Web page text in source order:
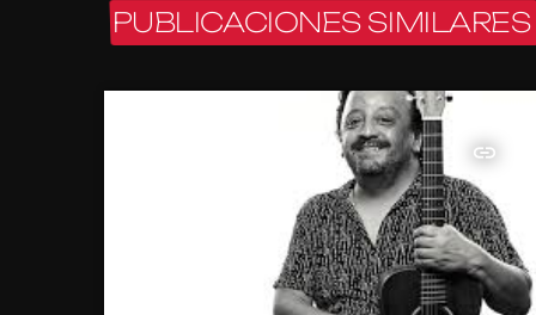
PUBLICACIONES SIMILARES
insert_link